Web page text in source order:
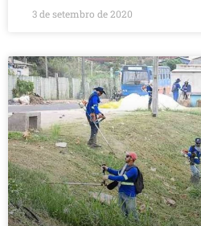
3 de setembro de 2020